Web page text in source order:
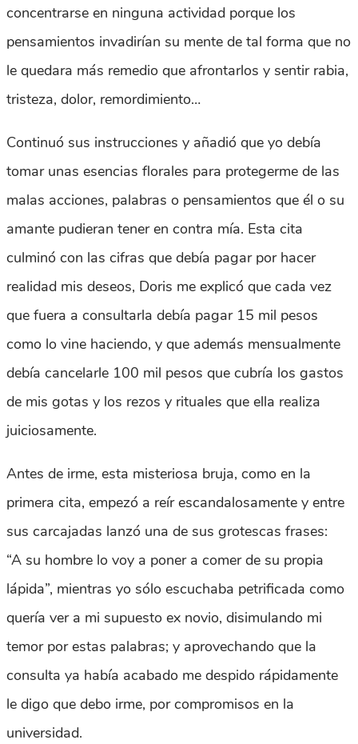
concentrarse en ninguna actividad porque los
pensamientos invadirían su mente de tal forma que no
le quedara más remedio que afrontarlos y sentir rabia,
tristeza, dolor, remordimiento…
Continuó sus instrucciones y añadió que yo debía
tomar unas esencias florales para protegerme de las
malas acciones, palabras o pensamientos que él o su
amante pudieran tener en contra mía. Esta cita
culminó con las cifras que debía pagar por hacer
realidad mis deseos, Doris me explicó que cada vez
que fuera a consultarla debía pagar 15 mil pesos
como lo vine haciendo, y que además mensualmente
debía cancelarle 100 mil pesos que cubría los gastos
de mis gotas y los rezos y rituales que ella realiza
juiciosamente.
Antes de irme, esta misteriosa bruja, como en la
primera cita, empezó a reír escandalosamente y entre
sus carcajadas lanzó una de sus grotescas frases:
“A su hombre lo voy a poner a comer de su propia
lápida”, mientras yo sólo escuchaba petrificada como
quería ver a mi supuesto ex novio, disimulando mi
temor por estas palabras; y aprovechando que la
consulta ya había acabado me despido rápidamente
le digo que debo irme, por compromisos en la
universidad.